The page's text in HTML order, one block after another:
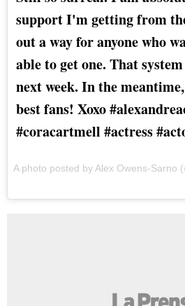
support I'm getting from
out a way for anyone who
able to get one. That
next week. In the
best fans! Xoxo
#coracartmell #actress
A photo posted by Alex Owens-Sarno